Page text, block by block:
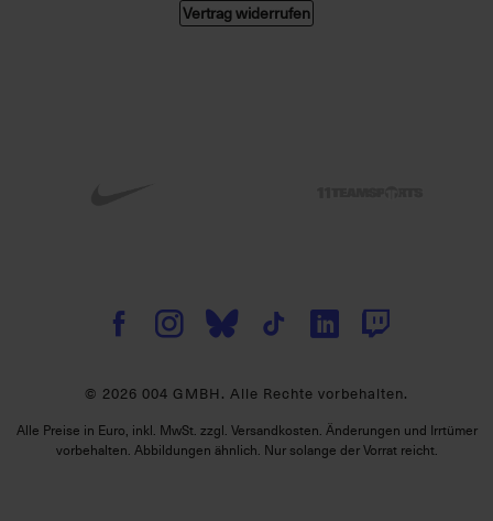
Vertrag widerrufen
© 2026 004 GMBH. Alle Rechte vorbehalten.
Alle Preise in Euro, inkl. MwSt. zzgl. Versandkosten. Änderungen und Irrtümer
vorbehalten. Abbildungen ähnlich. Nur solange der Vorrat reicht.